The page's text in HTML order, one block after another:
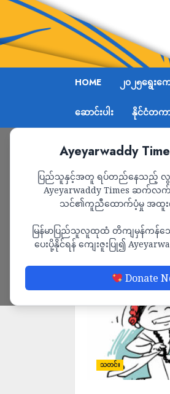
HOME ၂၀၂၅ရွေး
ဆောင်းပါး နိုင်ငံတက
Ayeyarwaddy
ပြည်သူနှင့်အတူ ရပ်တည်နေသည့် လွ
Ayeyarwaddy Times ဆက်
သင်၏ကူညီထောက်ပံ့မှု အထူး
မြန်မာပြည်သူလူထုထံ တိကျမှန်ကန်
ပေးပို့နိုင်ရန် ကျေးဇူးပြု၍
Donate
Home 2024
Month:
သတင်း